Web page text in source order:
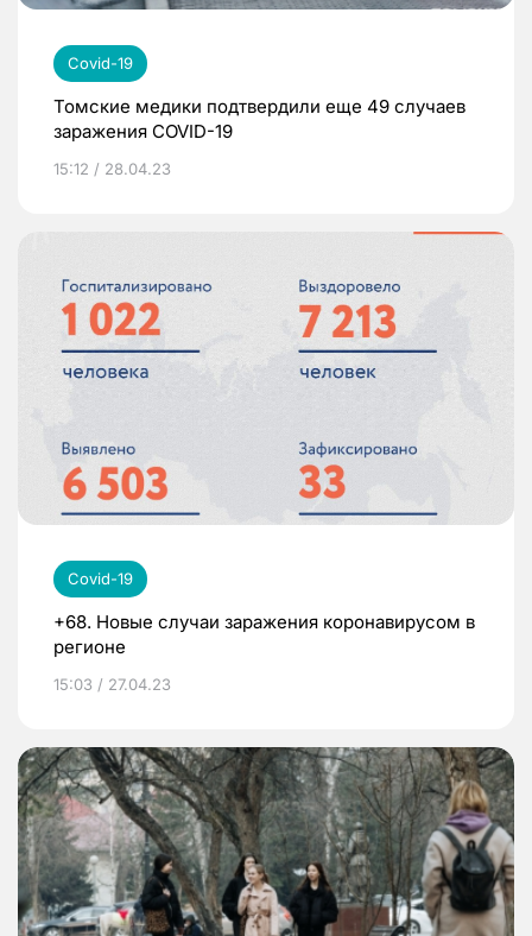
Covid-19
Томские медики подтвердили еще 49 случаев
заражения COVID-19
15:12 / 28.04.23
Covid-19
+68. Новые случаи заражения коронавирусом в
регионе
15:03 / 27.04.23